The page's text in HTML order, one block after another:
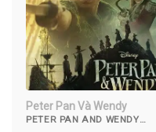
Peter Pan Và Wendy
PETER PAN AND WENDY